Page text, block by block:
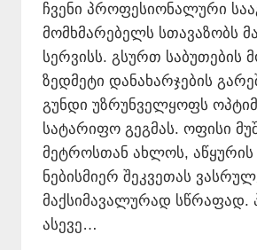
ჩვენი პროფესიონალური
მომხმარებელს სთავაზობს
სერვისს. გსურთ საბუთების
ზედმეტი დანახარჯების
გუნდი უზრუნველყოფს
სატარიფო გეგმას. ოფისი
მეტროსთან ახლოს, აწყურის
ნებისმიერ შეკვეთას
მაქსიმავალურად
ასევე…